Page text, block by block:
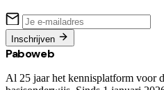
Inschrijven
Paboweb
Al 25 jaar het kennisplatform voor